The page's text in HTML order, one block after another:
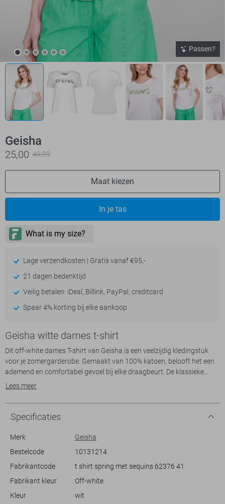
Passen?
Geisha
25,00 49,99
Maat kiezen
In je tas
Lage verzendkosten | Gratis vanaf €95,-
21 dagen bedenktijd
Veilig betalen: iDeal, Billink, PayPal, creditcard
Spaar 4% korting bij elke aankoop
Geisha witte dames t-shirt
Dit off-white dames T-shirt van Geisha is een veelzijdig kledingstuk
voor je zomergarderobe. Gemaakt van 100% katoen, belooft het een
ademend en comfortabel gevoel bij elke draagbeurt. De klassieke
ronde hals en de korte mouwen zorgen voor een tijdloze uitstraling,
een speelse twist geeft aan dit casual T-shirt. Deze regular fit valt
prachtig langs het lichaam en biedt een ontspannen pasvorm die bij
iedere gelegenheid past.
dit T-shirt van Geisha biedt veelzijdigheid zonder in te boeten op stijl.
De subtiele glans van de pailletten geeft net dat beetje extra, ideaal
voor wie houdt van een subtiele maar toch opvallende look.
modieuze uitstraling die je eenvoudig kunt aanpassen aan iedere dag.
Lees meer
Specificaties
Merk
Geisha
Bestelcode
10131214
Fabrikantcode
t shirt spring met sequins 62376 41
Fabrikant kleur
Off-white
Kleur
wit